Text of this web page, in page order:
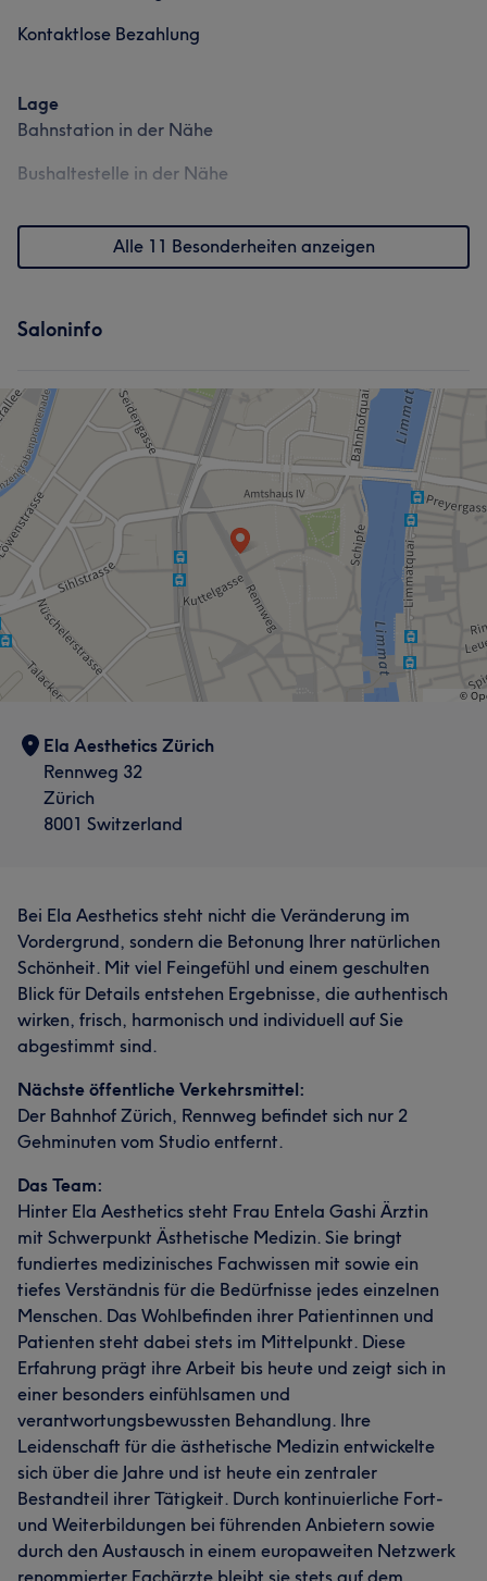
Kontaktlose Bezahlung
Lage
Bahnstation in der Nähe
Bushaltestelle in der Nähe
Alle 11 Besonderheiten anzeigen
Saloninfo
Ela Aesthetics Zürich
Rennweg 32
Zürich
8001 Switzerland
Bei Ela Aesthetics steht nicht die Veränderung im
Vordergrund, sondern die Betonung Ihrer natürlichen
Schönheit. Mit viel Feingefühl und einem geschulten
Blick für Details entstehen Ergebnisse, die authentisch
wirken, frisch, harmonisch und individuell auf Sie
abgestimmt sind.
Nächste öffentliche Verkehrsmittel:
Der Bahnhof Zürich, Rennweg befindet sich nur 2
Gehminuten vom Studio entfernt.
Das Team:
Hinter Ela Aesthetics steht Frau Entela Gashi Ärztin
mit Schwerpunkt Ästhetische Medizin. Sie bringt
fundiertes medizinisches Fachwissen mit sowie ein
tiefes Verständnis für die Bedürfnisse jedes einzelnen
Menschen. Das Wohlbefinden ihrer Patientinnen und
Patienten steht dabei stets im Mittelpunkt. Diese
Erfahrung prägt ihre Arbeit bis heute und zeigt sich in
einer besonders einfühlsamen und
verantwortungsbewussten Behandlung. Ihre
Leidenschaft für die ästhetische Medizin entwickelte
sich über die Jahre und ist heute ein zentraler
Bestandteil ihrer Tätigkeit. Durch kontinuierliche Fort-
und Weiterbildungen bei führenden Anbietern sowie
durch den Austausch in einem europaweiten Netzwerk
renommierter Fachärzte bleibt sie stets auf dem